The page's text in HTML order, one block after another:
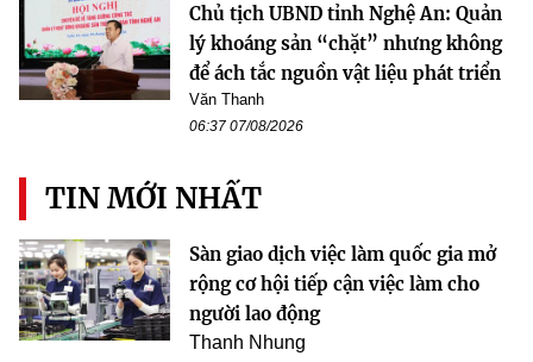
Chủ tịch UBND tỉnh Nghệ An: Quản
lý khoáng sản “chặt” nhưng không
để ách tắc nguồn vật liệu phát triển
Văn Thanh
06:37 07/08/2026
TIN MỚI NHẤT
Sàn giao dịch việc làm quốc gia mở
rộng cơ hội tiếp cận việc làm cho
người lao động
Thanh Nhung